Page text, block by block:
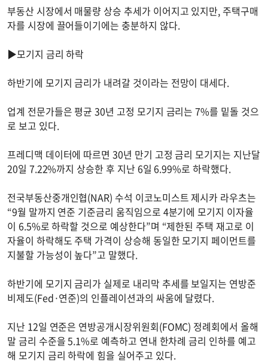
부동산 시장에서 매물량 상승 추세가 이어지고 있지만, 주택구매
자를 시장에 끌어들이기에는 충분하지 않다.
▶모기지 금리 하락
하반기에 모기지 금리가 내려갈 것이라는 전망이 대세다.
업계 전문가들은 평균 30년 고정 모기지 금리는 7%를 밑돌 것으
로 보고 있다.
프레디맥 데이터에 따르면 30년 만기 고정 금리 모기지는 지난달
20일 7.22%까지 상승한 후 지난 6일 6.99%로 하락했다.
전국부동산중개인협(NAR) 수석 이코노미스트 제시카 라우츠는
“9월 말까지 연준 기준금리 움직임으로 4분기에 모기지 이자율
이 6.5%로 하락할 것으로 예상한다”며 “제한된 주택 재고로 이
자율이 하락해도 주택 가격이 상승해 동일한 모기지 페이먼트를
지불할 가능성이 높다”고 말했다.
하반기에 모기지 금리가 실제로 내리막 추세를 보일지는 연방준
비제도(Fed·연준)의 인플레이션과의 싸움에 달렸다.
지난 12일 연준은 연방공개시장위원회(FOMC) 정례회에서 올해
말 금리 수준을 5.1%로 예측하고 연내 한차례 금리 인하를 예고
해 모기지 금리 하락에 힘을 실어주고 있다.